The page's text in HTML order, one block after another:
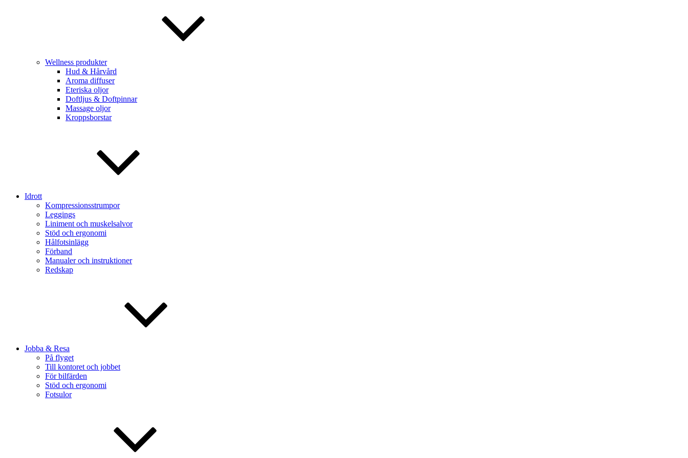
Wellness produkter
Hud & Hårvård
Aroma diffuser
Eteriska oljor
Doftljus & Doftpinnar
Massage oljor
Kroppsborstar
Idrott
Kompressionsstrumpor
Leggings
Liniment och muskelsalvor
Stöd och ergonomi
Hålfotsinlägg
Förband
Manualer och instruktioner
Redskap
Jobba & Resa
På flyget
Till kontoret och jobbet
För bilfärden
Stöd och ergonomi
Fotsulor